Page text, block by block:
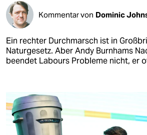
Kommentar von Dominic
Ein rechter Durchmarsch ist in
Naturgesetz. Aber Andy Burnhams
beendet Labours Probleme nicht, er